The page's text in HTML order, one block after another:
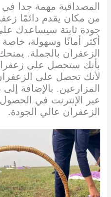
المصداقية مهمة جدا
من مكان يقدم دائمًا
جودة ثابتة سيساعدك
أكثر أمانًا وسهولة،
الزعفران بالجملة.
بأنك ستحصل على
لأنك تحصل على
المزارعين. بالإضافة
عبر الإنترنت في
الزعفران عالي الجودة.